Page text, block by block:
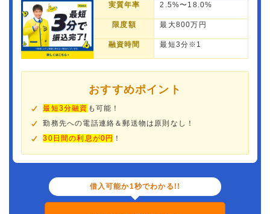
実質年率 2.5%〜18.0%
限度額 最大800万円
融資時間 最短3分※1
おすすめポイント
最短3分融資 も可能！
勤務先への電話連絡＆郵送物は原則なし！
30日間の利息が0円 ！
借入可能か1秒でわかる!!